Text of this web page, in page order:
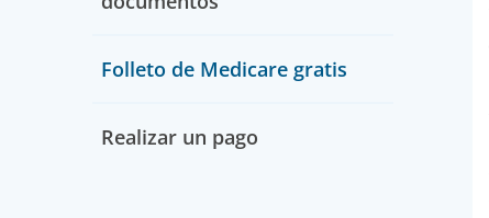
Folleto de Medicare gratis
Realizar un pago